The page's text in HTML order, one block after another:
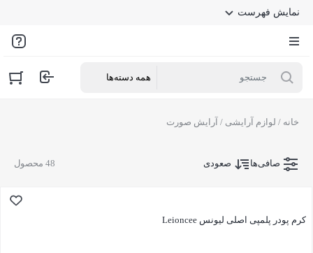
نمایش فهرست
خانه / لوازم آرایشی / آرایش صورت
48 محصول صافی‌ها صعودی
کرم پودر پلمپی اصلی لیونس Leioncee